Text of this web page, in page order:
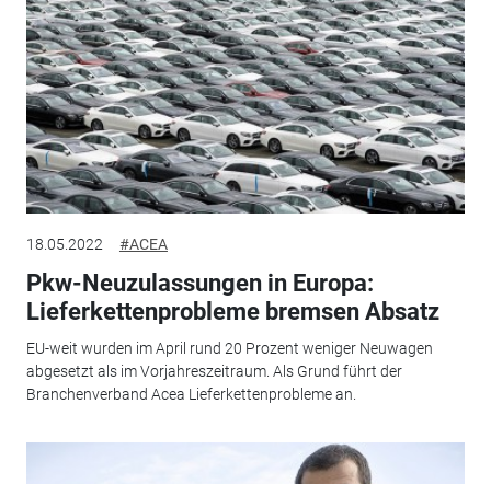
18.05.2022 #ACEA
Pkw-Neuzulassungen in Europa:
Lieferkettenprobleme bremsen Absatz
EU-weit wurden im April rund 20 Prozent weniger Neuwagen
abgesetzt als im Vorjahreszeitraum. Als Grund führt der
Branchenverband Acea Lieferkettenprobleme an.